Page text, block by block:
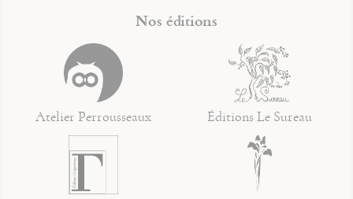
Nos éditions
Atelier Perrousseaux Éditions Le Sureau